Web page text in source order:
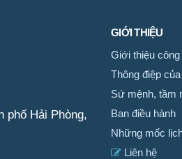
phố Hải Phòng,
GIỚI THIỆU
Giới thiệu công
Thông điệp
Sứ mệnh, tầm
Ban điều hành
Những mốc
Liên hệ